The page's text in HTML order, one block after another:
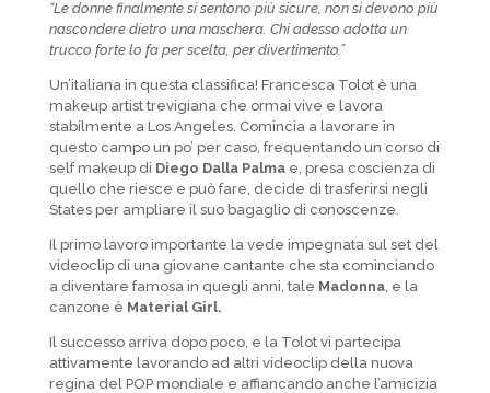
“Le donne finalmente si sentono più sicure, non si devono più
nascondere dietro una maschera. Chi adesso adotta un
trucco forte lo fa per scelta, per divertimento.”
Un’italiana in questa classifica! Francesca Tolot è una
makeup artist trevigiana che ormai vive e lavora
stabilmente a Los Angeles. Comincia a lavorare in
questo campo un po’ per caso, frequentando un corso di
self makeup di Diego Dalla Palmae, presa coscienza di
quello che riesce e può fare, decide di trasferirsi negli
States per ampliare il suo bagaglio di conoscenze.
Il primo lavoro importante la vede impegnata sul set del
videoclip di una giovane cantante che sta cominciando
a diventare famosa in quegli anni, tale Madonna, e la
canzone è Material Girl.
Il successo arriva dopo poco, e la Tolot vi partecipa
attivamente lavorando ad altri videoclip della nuova
regina del POP mondiale e affiancando anche l’amicizia